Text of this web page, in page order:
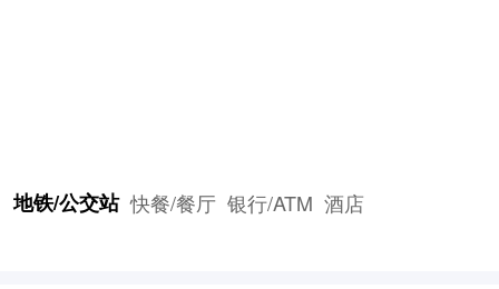
地铁/公交站 快餐/餐厅 银行/ATM 酒店